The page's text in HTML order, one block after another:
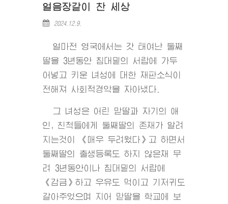
얼음장같이 찬 세상
2024.12.9.
얼마전 영국에서는 갓 태여난 둘째
딸을 3년동안 침대밑의 서랍에 가두
어넣고 키운 녀성에 대한 재판소식이
전해져 사회적경악을 자아냈다.
그 녀성은 어린 맏딸과 자기의 애
인, 친척들에게 둘째딸의 존재가 알려
지는것이 《매우 두려웠다》고 하면서
둘째딸의 출생등록도 하지 않은채 무
려 3년동안이나 침대밑의 서랍에
《감금》하고 우유도 먹이고 기저귀도
갈아주었으며 지어 맏딸을 학교에 보